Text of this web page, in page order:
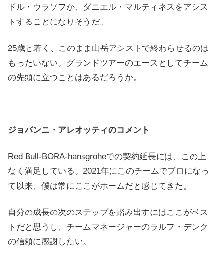
ドル・ウラソフか、ダニエル・マルティネスをアシス
トすることになりそうだ。
25歳と若く、このまま山岳アシストで終わらせるのは
もったいない。グランドツアーのエースとしてチーム
の先頭に立つことはあるだろうか。
ジョバンニ・アレオッティのコメント
Red Bull-BORA-hansgroheでの契約延長には、この上
なく満足している。2021年にこのチームでプロになっ
て以来、僕は常にここがホームだと感じてきた。
自分の成長の次のステップを踏み出すにはここがベス
トだと思うし、チームマネージャーのラルフ・デンク
の信頼に感謝したい。